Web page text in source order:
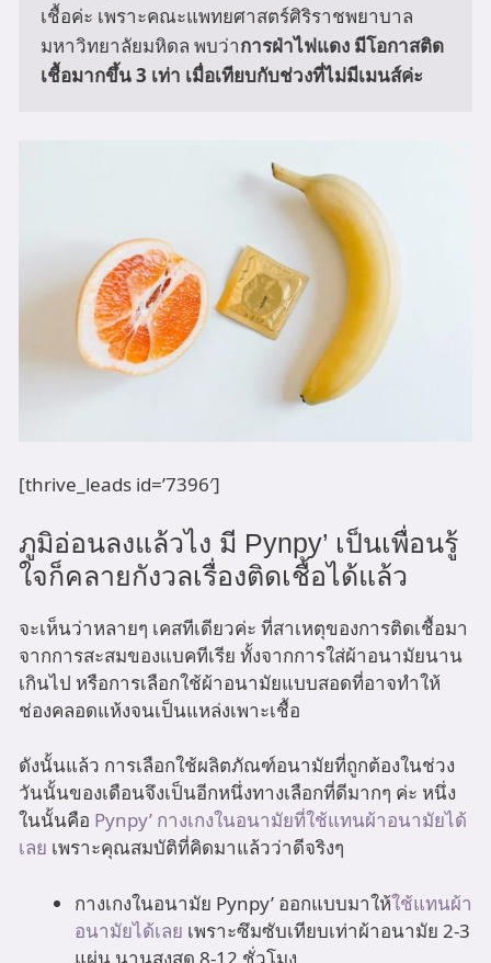
เชื้อค่ะ เพราะคณะแพทยศาสตร์ศิริราชพยาบาล
มหาวิทยาลัยมหิดล พบว่าการฝ่าไฟแดง มีโอกาสติด
เชื้อมากขึ้น 3 เท่า เมื่อเทียบกับช่วงที่ไม่มีเมนส์ค่ะ
[thrive_leads id=’7396′]
ภูมิอ่อนลงแล้วไง มี Pynpy’ เป็นเพื่อนรู้
ใจก็คลายกังวลเรื่องติดเชื้อได้แล้ว
จะเห็นว่าหลายๆ เคสทีเดียวค่ะ ที่สาเหตุของการติดเชื้อมา
จากการสะสมของแบคทีเรีย ทั้งจากการใส่ผ้าอนามัยนาน
เกินไป หรือการเลือกใช้ผ้าอนามัยแบบสอดที่อาจทำให้
ช่องคลอดแห้งจนเป็นแหล่งเพาะเชื้อ
ดังนั้นแล้ว การเลือกใช้ผลิตภัณฑ์อนามัยที่ถูกต้องในช่วง
วันนั้นของเดือนจึงเป็นอีกหนึ่งทางเลือกที่ดีมากๆ ค่ะ หนึ่ง
ในนั้นคือ Pynpy’ กางเกงในอนามัยที่ใช้แทนผ้าอนามัยได้
เลย เพราะคุณสมบัติที่คิดมาแล้วว่าดีจริงๆ
กางเกงในอนามัย Pynpy’ ออกแบบมาให้ใช้แทนผ้า
อนามัยได้เลย เพราะซึมซับเทียบเท่าผ้าอนามัย 2-3
แผ่น นานสูงสุด 8-12 ชั่วโมง